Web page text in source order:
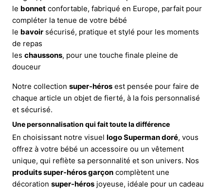
le bonnet confortable, fabriqué en Europe, parfait pour
compléter la tenue de votre bébé
le bavoir sécurisé, pratique et stylé pour les moments
de repas
les chaussons, pour une touche finale pleine de
douceur
Notre collection super-héros est pensée pour faire de
chaque article un objet de fierté, à la fois personnalisé
et sécurisé.
Une personnalisation qui fait toute la différence
En choisissant notre visuel logo Superman doré, vous
offrez à votre bébé un accessoire ou un vêtement
unique, qui reflète sa personnalité et son univers. Nos
produits super-héros garçon complètent une
décoration super-héros joyeuse, idéale pour un cadeau